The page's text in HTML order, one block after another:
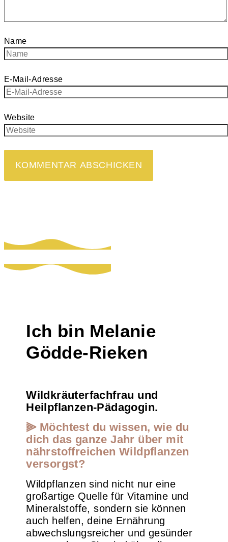
Name
E-Mail-Adresse
Website
Ich bin Melanie
Gödde-Rieken
Wildkräuterfachfrau und
Heilpflanzen-Pädagogin.
⫸ Möchtest du wissen, wie du
dich das ganze Jahr über mit
nährstoffreichen Wildpflanzen
versorgst?
Wildpflanzen sind nicht nur eine
großartige Quelle für Vitamine und
Mineralstoffe, sondern sie können
auch helfen, deine Ernährung
abwechslungsreicher und gesünder